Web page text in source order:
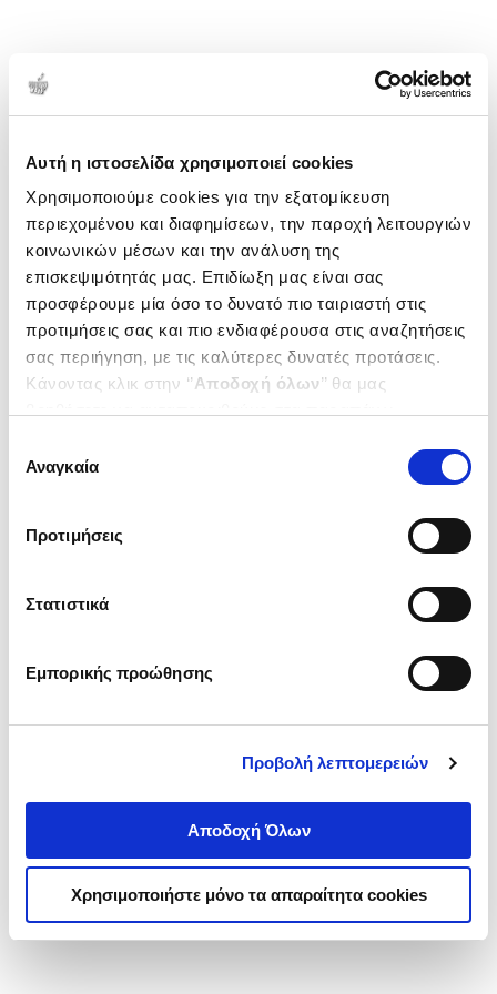
Αυτή η ιστοσελίδα χρησιμοποιεί cookies
Χρησιμοποιούμε cookies για την εξατομίκευση
περιεχομένου και διαφημίσεων, την παροχή λειτουργιών
κοινωνικών μέσων και την ανάλυση της
επισκεψιμότητάς μας. Επιδίωξη μας είναι σας
προσφέρουμε μία όσο το δυνατό πιο ταιριαστή στις
προτιμήσεις σας και πιο ενδιαφέρουσα στις αναζητήσεις
σας περιήγηση, με τις καλύτερες δυνατές προτάσεις.
Κάνοντας κλικ στην ‘’Αποδοχή όλων’’ θα μας
ενδιαφέρουν και να επιλέξετε από τα παρακάτω με την
΄΄και να ενημερωθείτε σχετικά με
συγκατάθεσης
Αναγκαία
Προτιμήσεις
Στατιστικά
Εμπορικής προώθησης
Προβολή λεπτομερειών
Αποδοχή Όλων
Χρησιμοποιήστε μόνο τα απαραίτητα cookies